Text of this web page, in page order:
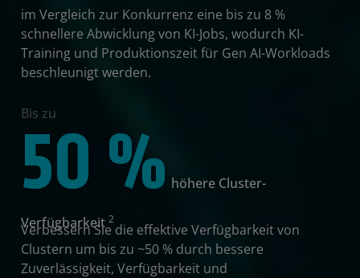
im Vergleich zur Konkurrenz eine bis zu 8 %
schnellere Abwicklung von KI-Jobs, wodurch KI-
Training und Produktionszeit für Gen AI-Workloads
beschleunigt werden.
Bis zu
50 % höhere Cluster-
Verfügbarkeit 2
Verbessern Sie die effektive Verfügbarkeit von
Clustern um bis zu ~50 % durch bessere
Zuverlässigkeit, Verfügbarkeit und